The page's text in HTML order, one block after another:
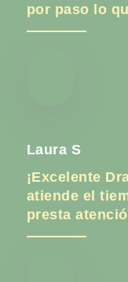
por paso lo
Laura S
¡Excelente
atiende el
presta